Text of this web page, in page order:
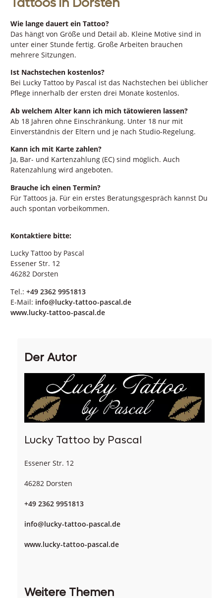
Wie lange dauert ein Tattoo?
Das hängt von Größe und Detail ab. Kleine Motive sind in
unter einer Stunde fertig. Große Arbeiten brauchen
mehrere Sitzungen.
Ist Nachstechen kostenlos?
Bei Lucky Tattoo by Pascal ist das Nachstechen bei üblicher
Pflege innerhalb der ersten drei Monate kostenlos.
Ab welchem Alter kann ich mich tätowieren lassen?
Ab 18 Jahren ohne Einschränkung. Unter 18 nur mit
Einverständnis der Eltern und je nach Studio-Regelung.
Kann ich mit Karte zahlen?
Ja, Bar- und Kartenzahlung (EC) sind möglich. Auch
Ratenzahlung wird angeboten.
Brauche ich einen Termin?
Für Tattoos ja. Für ein erstes Beratungsgespräch kannst Du
auch spontan vorbeikommen.
Kontaktiere bitte:
Lucky Tattoo by Pascal
Essener Str. 12
46282 Dorsten
Tel.: +49 2362 9951813
E-Mail: info@lucky-tattoo-pascal.de
www.lucky-tattoo-pascal.de
Der Autor
Lucky Tattoo by Pascal
Essener Str. 12
46282 Dorsten
+49 2362 9951813
info@lucky-tattoo-pascal.de
www.lucky-tattoo-pascal.de
Weitere Themen